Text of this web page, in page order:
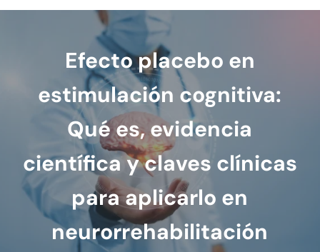
Efecto placebo en
estimulación cognitiva:
Qué es, evidencia
científica y claves clínicas
para aplicarlo en
neurorrehabilitación